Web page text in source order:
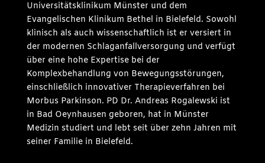
Universitätsklinikum Münster und dem
Evangelischen Klinikum Bethel in Bielefeld. Sowohl
klinisch als auch wissenschaftlich ist er versiert in
der modernen Schlaganfallversorgung und verfügt
über eine hohe Expertise bei der
Komplexbehandlung von Bewegungsstörungen,
einschließlich innovativer Therapieverfahren bei
Morbus Parkinson. PD Dr. Andreas Rogalewski ist
in Bad Oeynhausen geboren, hat in Münster
Medizin studiert und lebt seit über zehn Jahren mit
seiner Familie in Bielefeld.